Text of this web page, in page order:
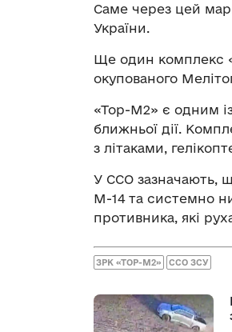
Саме через цей
України.
Ще один комплекс
окупованого
«Тор-М2» є одним
ближньої дії.
з літаками,
У ССО зазначають,
М-14 та системно
противника, які
ЗРК «ТОР-М2» ССО ЗСУ